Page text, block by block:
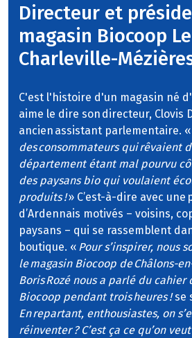
Directeur et
magasin Biocoop
Charleville-
C'est l'histoire d'un magasin né
aime le dire son directeur, Clovis
ancien assistant parlementaire. «
des consommateurs qui rêvaient
département étant mal pourvu
des paysans bio qui voulaient
produits !» C’est-à-dire avec une
d’Ardennais motivés – voisins,
paysans – qui se rassemblent
boutique. « Pour s’inspirer, nous
le magasin Biocoop de Châlons-
Boris Rozé nous a parlé du cahier
Biocoop pendant trois heures !se
En repartant, enthousiastes, on
réinventer ? C’est ça ce qu’on veut